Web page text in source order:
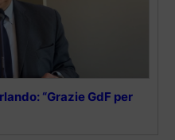
“Grazie GdF per